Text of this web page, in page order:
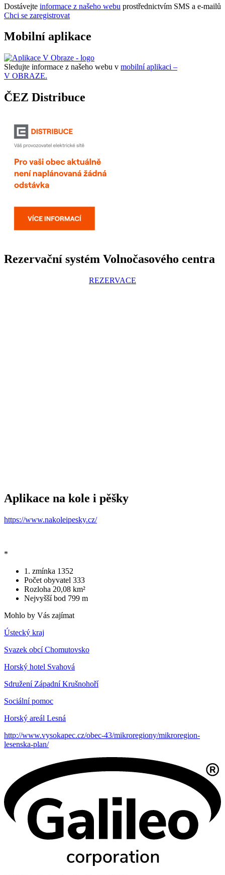
Dostávejte informace z našeho webu prostřednictvím SMS a e-mailů
Chci se zaregistrovat
Mobilní aplikace
Sledujte informace z našeho webu v mobilní aplikaci –
V OBRAZE.
ČEZ Distribuce
Rezervační systém Volnočasového centra
REZERVACE
Aplikace na kole i pěšky
https://www.nakoleipesky.cz/
*
1. zmínka 1352
Počet obyvatel 333
Rozloha 20,08 km²
Nejvyšší bod 799 m
Mohlo by Vás zajímat
Ústecký kraj
Svazek obcí Chomutovsko
Horský hotel Svahová
Sdružení Západní Krušnohoří
Sociální pomoc
Horský areál Lesná
http://www.vysokapec.cz/obec-43/mikroregiony/mikroregion-
lesenska-plan/